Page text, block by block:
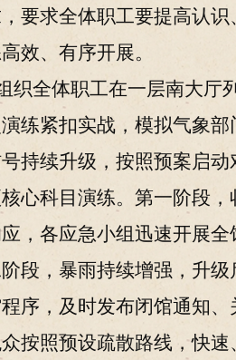
要求全体职工要提高认
效、有序开展。
织全体职工在一层南大厅
练紧扣实战，模拟气象
持续升级，按照预案启
心科目演练。第一阶段
，各应急小组迅速开展
段，暴雨持续增强，升
序，及时发布闭馆通知
按照预设疏散路线，快